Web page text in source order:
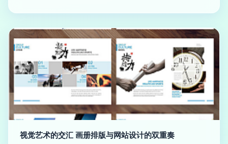
视觉艺术的交汇 画册排版与网站设计的双重奏